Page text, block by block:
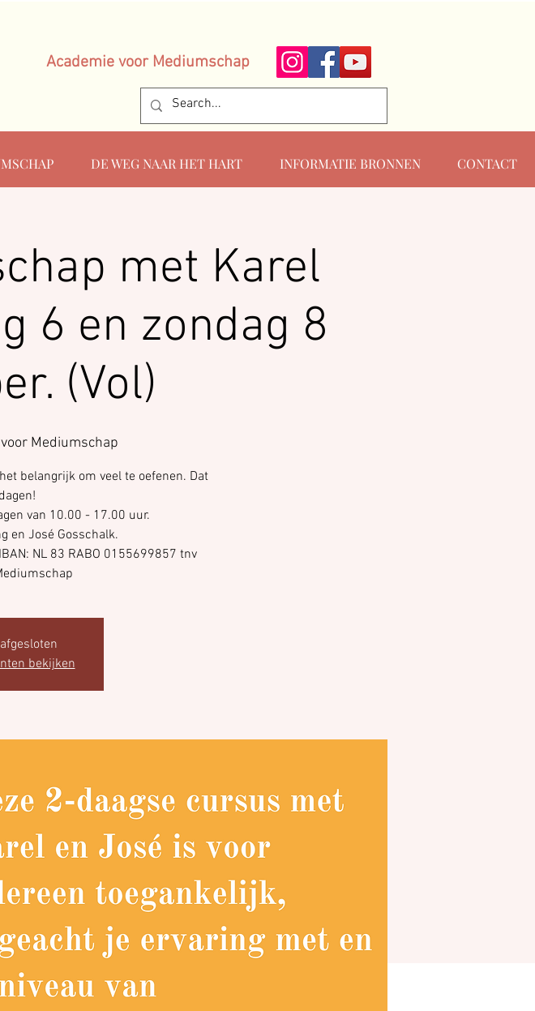
Academie voor Mediumschap
DE WEG NAAR HET HART INFORMATIE BRONNEN CONTACT
met Karel
6 en zondag 8
(Vol)
Mediumschap
belangrijk om veel te oefenen. Dat
van 10.00 - 17.00 uur.
en José Gosschalk.
NL 83 RABO 0155699857 tnv
bekijken